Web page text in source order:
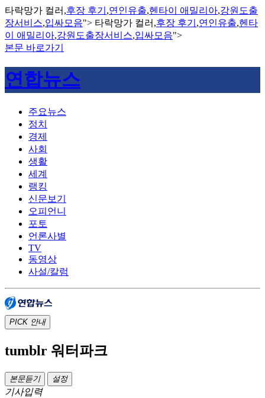
타락망가 컬러,후장 후기 ,연인유출,헨타이 애밀리아,강원도출
장서비스,입싸모음"> 타락망가 컬러,후장 후기 ,연인유출,헨타
이 애밀리아,강원도출장서비스,입싸모음">
본문 바로가기
연합뉴스
주요뉴스
정치
경제
사회
생활
세계
랭킹
신문보기
오피언니
포토
언론사별
TV
동영상
사설/칼럼
PICK 안내
tumblr 워터파크
본문듣기 설정
기사입력